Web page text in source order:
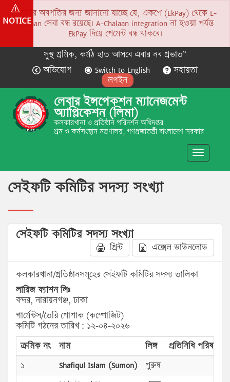
NOTICE
সকলের অবগতির জন্য জানানো যাচ্ছে যে, একপে (EkPay) থেকে E-
Chalaan সেবা বন্ধ রয়েছে। A-Chalaan integration না হওয়া পর্যন্ত
EkPay দিয়ে পেমেন্ট বন্ধ থাকবে।
সুস্থ শ্রমিক, কর্মঠ হাত আসবে এবার নব প্রভাত”
অভিযোগ
Switch to English
সহায়তা
লগইন
লেবার ইন্সপেকশন ম্যানেজমেন্ট
অ্যাপ্লিকেশন (লিমা)
কলকারখানা ও প্রতিষ্ঠান পরিদর্শন অধিদপ্তর
শ্রম ও কর্মসংস্থান মন্ত্রণালয়, গণপ্রজাতন্ত্রী বাংলাদেশ সরকার
Toggle
সেইফটি কমিটির সদস্য সংখ্যা
সেইফটি কমিটির সদস্য সংখ্যা
প্রিন্ট এক্সেল ডাউনলোড
কলকারখানা/প্রতিষ্ঠানসমূহের সেইফটি কমিটির সদস্য তালিকা
লারিজ ফ্যাশন লিঃ
বন্দর, নারায়নগঞ্জ, ঢাকা
গার্মেন্টস/তৈরি পোশাক (কম্পোজিট)
কমিটি গঠনের তারিখ : ১২-০৪-২০২৬
ক্রমিক নং
নাম লিঙ্গ
প্রতিনিধি পরিষদের
১
Shafiqul Islam (Sumon)
পুরুষ